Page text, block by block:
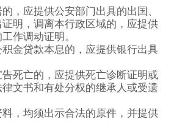
，应提供公安部门出具的出国、
明，调离本行政区域的，应提供
作调动证明。
金贷款本息的，应提供银行出具
死亡的，应提供死亡诊断证明或
文书和有处分权的继承人或受遗
，均须出示合法的原件，并提供